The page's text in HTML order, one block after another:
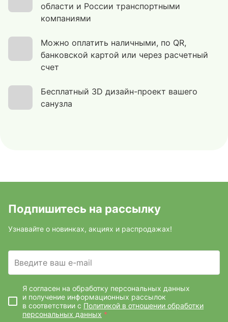
области и России транспортными
компаниями
Можно оплатить наличными, по QR,
банковской картой или через расчетный
счет
Бесплатный 3D дизайн-проект вашего
санузла
Подпишитесь на рассылку
Узнавайте о новинках, акциях и распродажах!
Введите ваш e-mail
Я согласен на обработку персональных данных
и получение информационных рассылок
в соответствии с Политикой в отношении обработки
персональных данных *